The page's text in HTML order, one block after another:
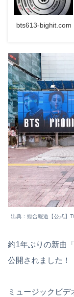
bts613-bighit.com
出典：総合報道【公式】
約1年ぶりの新曲「
公開されました！
ミュージックビ